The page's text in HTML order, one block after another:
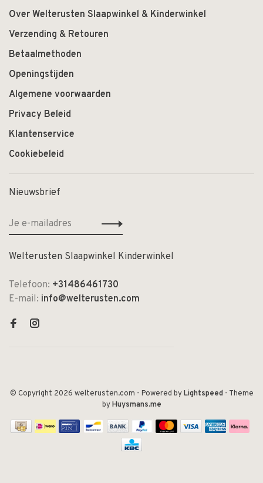
Over Welterusten Slaapwinkel & Kinderwinkel
Verzending & Retouren
Betaalmethoden
Openingstijden
Algemene voorwaarden
Privacy Beleid
Klantenservice
Cookiebeleid
Nieuwsbrief
Welterusten Slaapwinkel Kinderwinkel
Telefoon: +31486461730
E-mail: info@welterusten.com
© Copyright 2026 welterusten.com - Powered byLightspeed- Theme
byHuysmans.me